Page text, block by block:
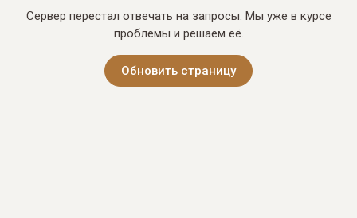
Сервер перестал отвечать на запросы. Мы уже в курсе
проблемы и решаем её.
Обновить страницу